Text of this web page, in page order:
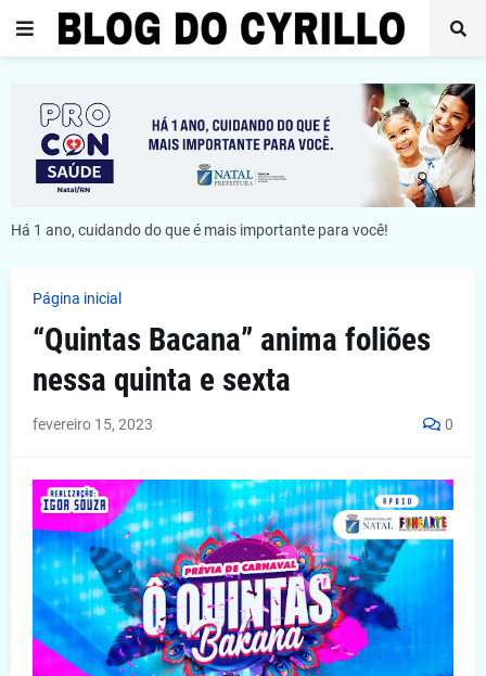
Há 1 ano, cuidando do que é mais importante para você!
Página inicial
“Quintas Bacana” anima foliões
nessa quinta e sexta
fevereiro 15, 2023 0